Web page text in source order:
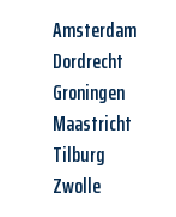
Amsterdam
Dordrecht
Groningen
Maastricht
Tilburg
Zwolle